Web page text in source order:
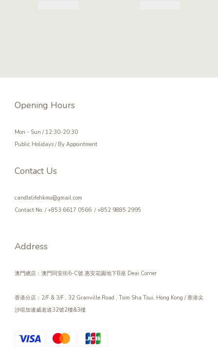
Opening Hours
Mon - Sun / 12:30-20:30
Public Holidays / By Appointment
Contact Us
candlelifehkmo@gmail.com
Contact No. / +853 6617 0566 / +852 9885 2995
Address
澳門總店：澳門同安街6-C號 惠安花園地下B座 Deai Corner
香港分店：2/F & 3/F , 32 Granville Road , Tsim Sha Tsui, Hong Kong / 香港尖
沙咀加連威老道32號2樓&3樓